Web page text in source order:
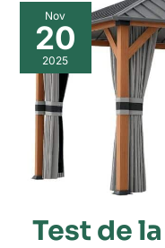
Nov
20
2025
Test de
Test
de
la
tonnelle
Outsunny
4×3
m
:
toit
rigide
et